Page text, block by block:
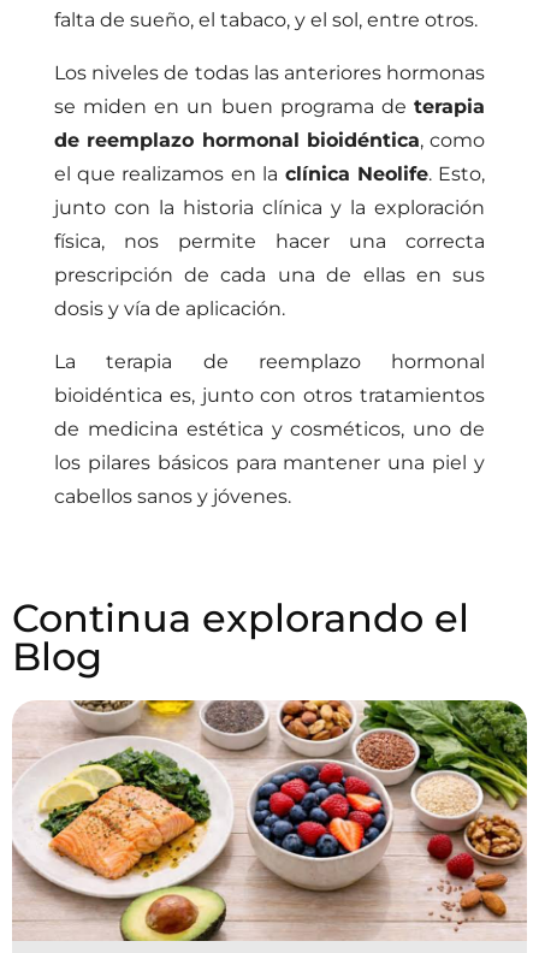
falta de sueño, el tabaco, y el sol, entre otros.
Los niveles de todas las anteriores hormonas
se miden en un buen programa deterapia
de reemplazo hormonal bioidéntica, como
el que realizamos en la clínica Neolife. Esto,
junto con la historia clínica y la exploración
física, nos permite hacer una correcta
prescripción de cada una de ellas en sus
dosis y vía de aplicación.
La terapia de reemplazo hormonal
bioidéntica es, junto con otros tratamientos
de medicina estética y cosméticos, uno de
los pilares básicos para mantener una piel y
cabellos sanos y jóvenes.
Continua explorando el
Blog